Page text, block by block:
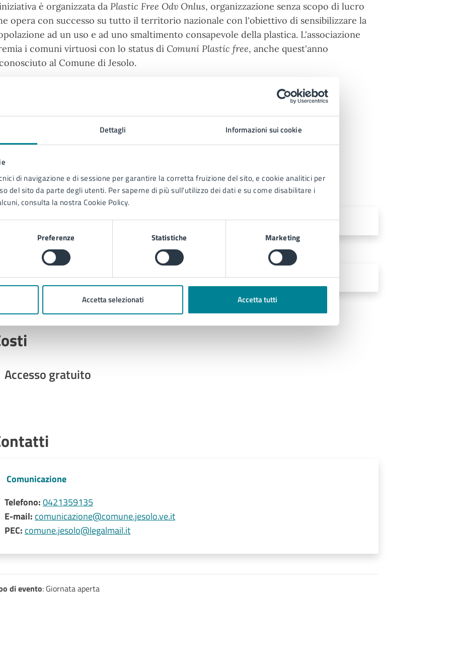
Dettagli Informazioni sui cookie
di navigazione e di sessione per garantire la corretta fruizione del sito, e cookie analitici per
del sito da parte degli utenti. Per saperne di più sull'utilizzo dei dati e su come disabilitare i
consulta la nostra Cookie Policy.
Preferenze Statistiche Marketing
Accetta selezionati Accetta tutti
è organizzata da Plastic Free Odv Onlus, organizzazione senza scopo di lucro
opera con successo su tutto il territorio nazionale con l'obiettivo di sensibilizzare la
ad un uso e ad uno smaltimento consapevole della plastica. L'associazione
i comuni virtuosi con lo status di Comuni Plastic free, anche quest'anno
al Comune di Jesolo.
e orari
17 09:30 - Inizio evento
NOV
12:30 - Fine evento
Accesso gratuito
Comunicazione
Telefono:0421359135
E-mail: comunicazione@comune.jesolo.ve.it
PEC: comune.jesolo@legalmail.it
di evento: Giornata aperta